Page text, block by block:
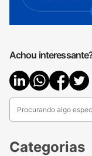
Categorias
Achou